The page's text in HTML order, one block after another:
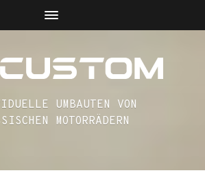
UMBAUTEN VON
MOTORRÄDERN